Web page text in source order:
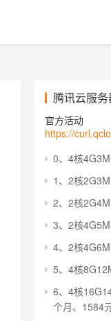
腾讯云服
官方活动
https://
0、4核
1、2核
2、2核
3、2核
4、2核
5、4核
6、4核
个月、1584